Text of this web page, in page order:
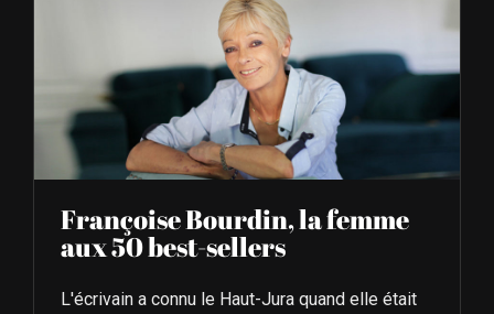
Françoise Bourdin, la femme
aux 50 best-sellers
L'écrivain a connu le Haut-Jura quand elle était